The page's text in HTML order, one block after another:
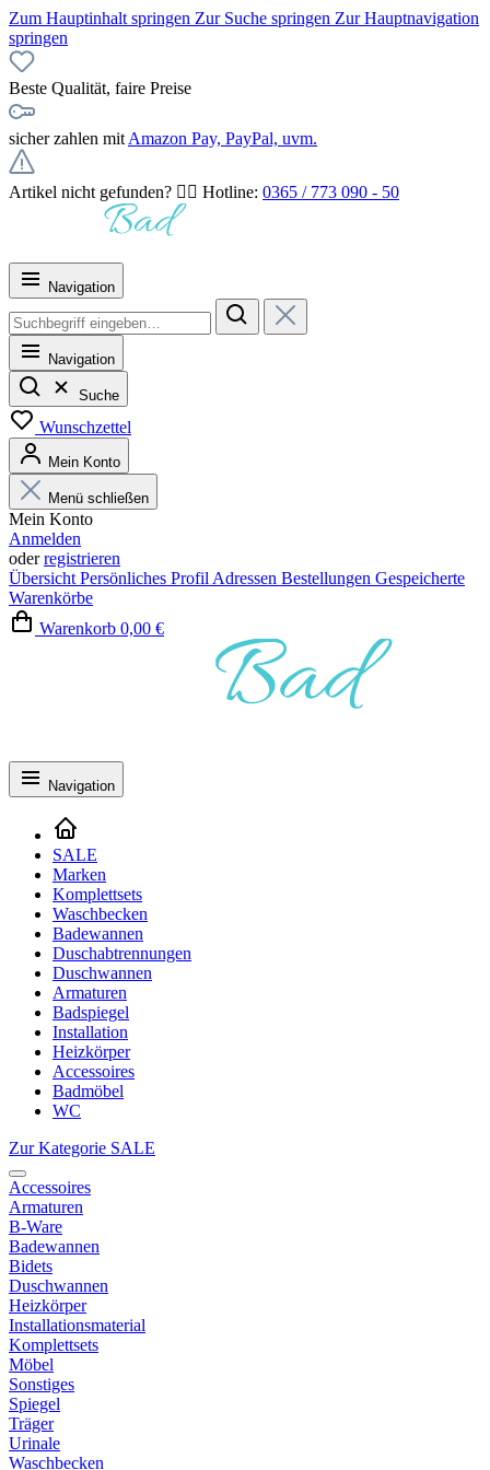
Zum Hauptinhalt springen Zur Suche springen Zur Hauptnavigation
springen
Beste Qualität, faire Preise
sicher zahlen mit Amazon Pay, PayPal, uvm.
Artikel nicht gefunden? 👉🏻 Hotline: 0365 / 773 090 - 50
Navigation
Navigation
Suche
Wunschzettel
Mein Konto
Menü schließen
Mein Konto
Anmelden
oderregistrieren
Übersicht Persönliches Profil Adressen Bestellungen Gespeicherte
Warenkörbe
Warenkorb 0,00 €
Navigation
SALE
Marken
Komplettsets
Waschbecken
Badewannen
Duschabtrennungen
Duschwannen
Armaturen
Badspiegel
Installation
Heizkörper
Accessoires
Badmöbel
WC
Zur Kategorie SALE
Accessoires
Armaturen
B-Ware
Badewannen
Bidets
Duschwannen
Heizkörper
Installationsmaterial
Komplettsets
Möbel
Sonstiges
Spiegel
Träger
Urinale
Waschbecken